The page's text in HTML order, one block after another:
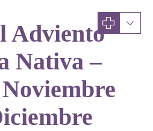
Adviento
Nativa –